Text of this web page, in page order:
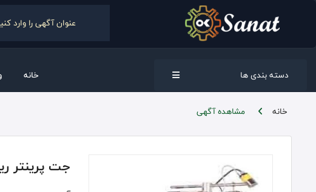
دسته بندی ها خانه
خانه مشاهده آگهی
جت پرینتر ریز